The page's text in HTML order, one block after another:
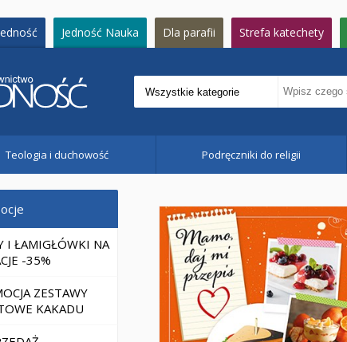
Jedność Nauka Dla parafii Strefa katechety
Teologia i duchowość Podręczniki do religii
I ŁAMIGŁÓWKI NA
-35%
ZESTAWY
KAKADU